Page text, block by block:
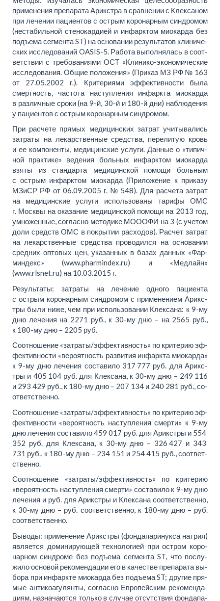
при­мене­ния пре­па­рата Арикс­тра в срав­не­нии с Клек­са­ном
при ле­че­нии па­ци­ен­тов с острым ко­ро­нар­ным син­дро­мом
(не­ста­биль­ной сте­но­кар­ди­ей и ин­фарк­том мио­кар­да без
подъ­ема сег­мен­та ST) на осно­ва­нии ре­зульта­тов кли­ни­че­
ских ис­сле­до­ва­ний OASIS-5. Ра­бо­та вы­пол­ня­лась в со­от­
вет­ствии с тре­бо­ва­ни­я­ми ОСТ «Кли­ни­ко-эко­но­ми­че­ские
ис­сле­до­ва­ния. Об­щие по­ло­же­ния» (При­каз МЗ РФ № 163
от 27.05.2002 г. ). Кри­те­ри­я­ми эф­фек­тив­но­сти бы­ла
смерт­ность, ча­сто­та на­ступ­ле­ния ин­фарк­та мио­кар­да
в раз­лич­ные сро­ки (на 9-й, 30-й и 180-й дни) на­блю­де­ния
у па­ци­ен­тов с острым ко­ро­нар­ным син­дро­мом.
При рас­че­те пря­мых ме­ди­цинских за­трат учи­ты­ва­лись
за­тра­ты на ле­кар­ствен­ные сред­ства, пере­литую кровь
и ее компо­нен­ты, ме­ди­цинские услу­ги. Дан­ные о «ти­пич­
ной прак­ти­ке» ве­де­ния боль­ных ин­фарк­том мио­кар­да
взя­ты из стан­дар­та ме­ди­цинской по­мо­щи боль­ным
с острым ин­фарк­том мио­кар­да (При­ло­же­ние к при­ка­зу
МЗиСР РФ от 06.09.2005 г. № 548). Для рас­че­та за­трат
на ме­ди­цинские услу­ги ис­поль­зо­ва­ны та­ри­фы ОМС
г. Моск­вы на ока­за­ние ме­ди­цинской по­мо­щи на 2013 год,
умно­жен­ные, со­глас­но ме­то­ди­ке МОООФИ на 3 (с уче­том
до­ли средств ОМС в по­кры­тии рас­хо­дов). Рас­чет за­трат
на ле­кар­ствен­ные сред­ства про­во­дил­ся на осно­ва­нии
сред­них опто­вых цен, ука­зан­ных в ба­зах дан­ных «Фар­
мин­декс» (www.pharmindex.ru) и «Медлайн»
(www.rlsnet.ru) на 10.03.2015 г.
Ре­зульта­ты: за­тра­ты на ле­че­ние од­но­го па­ци­ен­та
с острым ко­ро­нар­ным син­дро­мом с при­мене­ни­ем Арикс­
тры бы­ли ни­же, чем при ис­поль­зо­ва­нии Клек­са­на: к 9-му
дню ле­че­ния на 2271 руб., к 30-му дню – на 2565 руб.,
к 180-му дню – 2205 руб.
Со­от­но­ше­ние «за­тра­ты/эф­фек­тив­ность» по кри­те­рию эф­
фек­тив­но­сти «ве­ро­ят­ность раз­ви­тия ин­фарк­та мио­кар­да»
к 9-му дню ле­че­ния со­ста­ви­ло 317 777 руб. для Арикс­
тры и 405 104 руб. для Клек­са­на, к 30-му дню – 249 116
и 293 429 руб., к 180-му дню – 207 134 и 240 281 руб., со­
от­вет­ствен­но.
Со­от­но­ше­ние «за­тра­ты/эф­фек­тив­ность» по кри­те­рию эф­
фек­тив­но­сти «ве­ро­ят­ность на­ступ­ле­ния смер­ти» к 9-му
дню ле­че­ния со­ста­ви­ло 459 017 руб. для Арикс­тры и 554
352 руб. для Клек­са­на, к 30-му дню – 326 427 и 343
731 руб., к 180-му дню – 234 151 и 254 415 руб., со­от­вет­
ствен­но.
Со­от­но­ше­ние «за­тра­ты/эф­фек­тив­ность» по кри­те­рию
«ве­ро­ят­ность на­ступ­ле­ния смер­ти» со­ста­ви­ло к 9-му дню
ле­че­ния и руб. для Арикс­тры и Клек­са­на со­от­вет­ствен­но,
к 30-му дню – руб. со­от­вет­ствен­но, к 180-му дню – руб.
со­от­вет­ствен­но.
Вы­во­ды: при­мене­ние Арикс­тры (фон­да­па­ри­нук­са на­трия)
яв­ляет­ся до­ми­ни­ру­ю­щей тех­но­ло­ги­ей при остром ко­ро­
нар­ном син­дро­ме без подъ­ема сег­мен­та ST, что по­слу­
жило осно­вой ре­ко­мен­да­ции его в ка­че­стве пре­па­рата вы­
бо­ра при ин­фарк­те мио­кар­да без подъ­ема ST; дру­гие пря­
мые ан­ти­коа­гу­лян­ты, со­глас­но Ев­ро­пей­ским ре­ко­мен­да­
ци­ям, на­зна­ча­ют­ся толь­ко в слу­чае от­сут­ствия фон­да­па­